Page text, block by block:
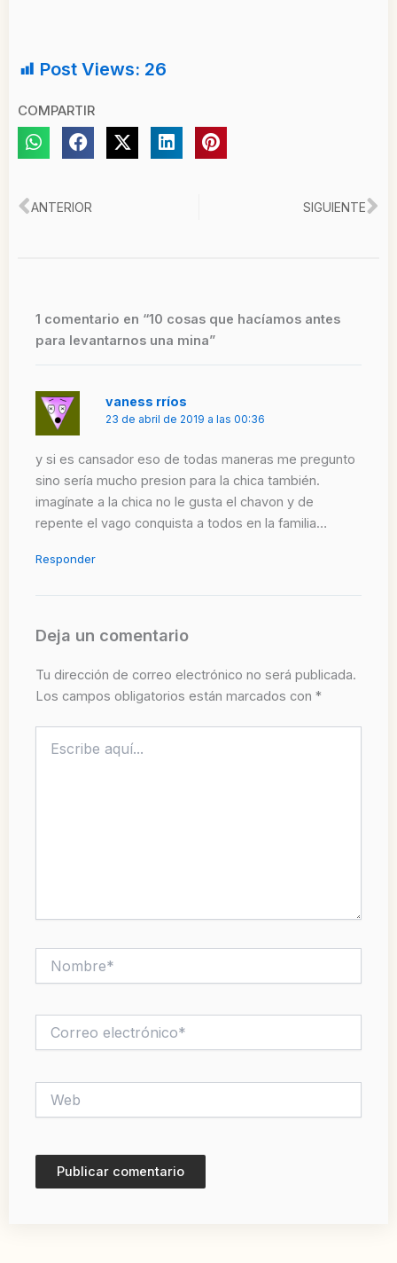
Post Views: 26
COMPARTIR
Ant
ANTERIOR SIGUIENTE
1 comentario en “10 cosas que hacíamos antes
para levantarnos una mina”
vaness rríos
23 de abril de 2019 a las 00:36
y si es cansador eso de todas maneras me pregunto
sino sería mucho presion para la chica también.
imagínate a la chica no le gusta el chavon y de
repente el vago conquista a todos en la familia…
Responder
Deja un comentario
Tu dirección de correo electrónico no será publicada.
Los campos obligatorios están marcados con *
aquí...
electrónico*